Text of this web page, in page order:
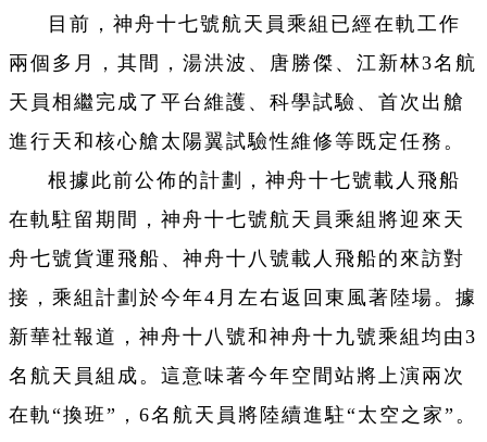
目前，神舟十七號航天員乘組已經在軌工作
兩個多月，其間，湯洪波、唐勝傑、江新林3名航
天員相繼完成了平台維護、科學試驗、首次出艙
進行天和核心艙太陽翼試驗性維修等既定任務。
根據此前公佈的計劃，神舟十七號載人飛船
在軌駐留期間，神舟十七號航天員乘組將迎來天
舟七號貨運飛船、神舟十八號載人飛船的來訪對
接，乘組計劃於今年4月左右返回東風著陸場。據
新華社報道，神舟十八號和神舟十九號乘組均由3
名航天員組成。這意味著今年空間站將上演兩次
在軌“換班”，6名航天員將陸續進駐“太空之家”。